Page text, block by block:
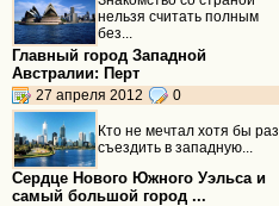
нельзя считать полным
без...
Главный город Западной
Австралии: Перт
27 апреля 2012 0
Кто не мечтал хотя бы раз
съездить в западную...
Сердце Нового Южного Уэльса и
самый большой город ...